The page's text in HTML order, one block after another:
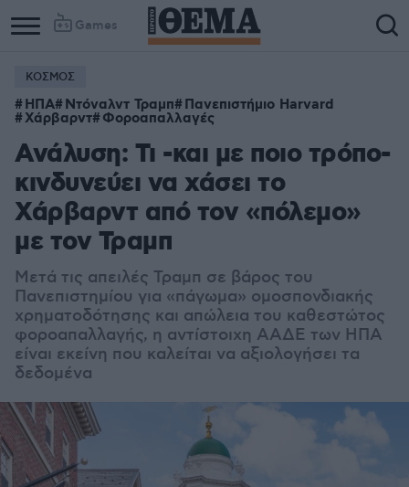
Games
ΚΟΣΜΟΣ
ΗΠΑ Ντόναλντ Τραμπ Πανεπιστήμιο Harvard
Χάρβαρντ Φοροαπαλλαγές
Ανάλυση: Τι -και με ποιο τρόπο-
κινδυνεύει να χάσει το
Χάρβαρντ από τον «πόλεμο»
με τον Τραμπ
Μετά τις απειλές Τραμπ σε βάρος του
Πανεπιστημίου για «πάγωμα» ομοσπονδιακής
χρηματοδότησης και απώλεια του καθεστώτος
φοροαπαλλαγής, η αντίστοιχη ΑΑΔΕ των ΗΠΑ
είναι εκείνη που καλείται να αξιολογήσει τα
δεδομένα